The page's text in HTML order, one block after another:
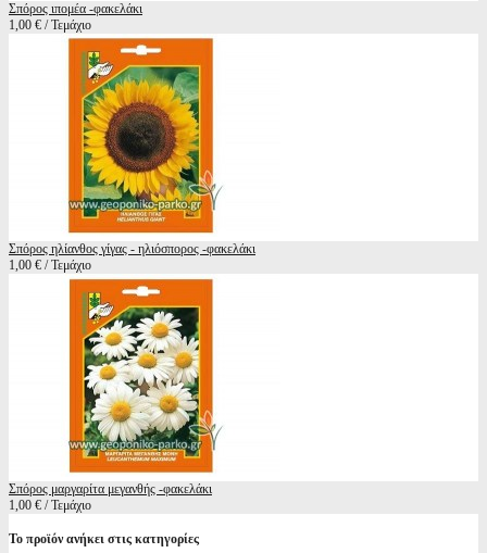
Σπόρος ιπομέα -φακελάκι
1,00 € / Τεμάχιο
Σπόρος ηλίανθος γίγας - ηλιόσπορος -φακελάκι
1,00 € / Τεμάχιο
Σπόρος μαργαρίτα μεγανθής -φακελάκι
1,00 € / Τεμάχιο
Το προϊόν ανήκει στις κατηγορίες